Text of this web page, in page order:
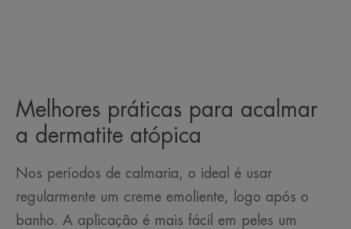
Melhores práticas para acalmar
a dermatite atópica
Nos períodos de calmaria, o ideal é usar
regularmente um creme emoliente, logo após o
banho. A aplicação é mais fácil em peles um